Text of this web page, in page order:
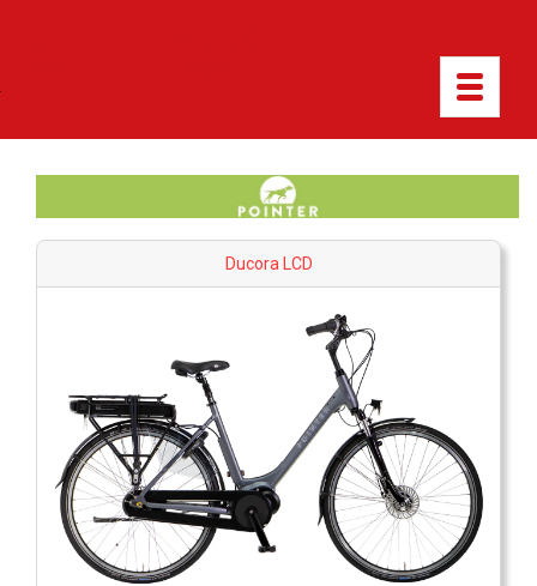
Toggle
Ducora LCD